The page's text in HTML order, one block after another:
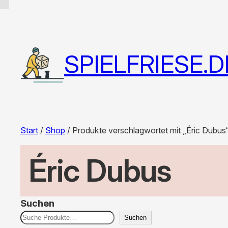
Start / Shop / Produkte verschlagwortet mit „Éric Dubus“
Éric Dubus
Suchen
Suchen